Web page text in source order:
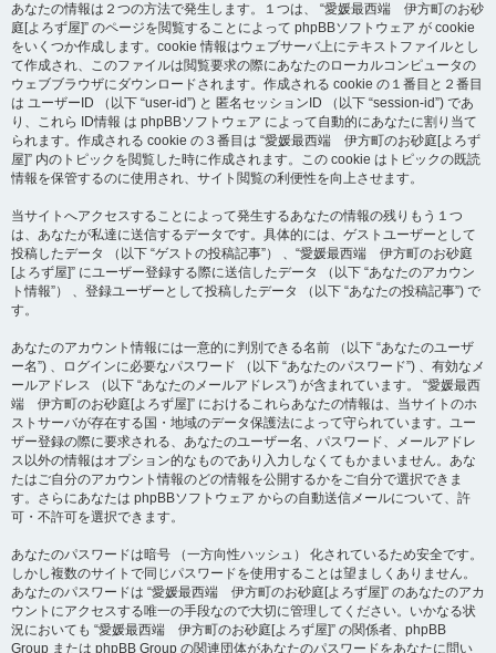
あなたの情報は２つの方法で発生します。１つは、 “愛媛最西端 伊方町のお砂
庭[よろず屋]” のページを閲覧することによって phpBBソフトウェア が cookie
をいくつか作成します。cookie 情報はウェブサーバ上にテキストファイルとし
て作成され、このファイルは閲覧要求の際にあなたのローカルコンピュータの
ウェブブラウザにダウンロードされます。作成される cookie の１番目と２番目
は ユーザーID （以下 “user-id”) と 匿名セッションID （以下 “session-id”) であ
り、これら ID情報 は phpBBソフトウェア によって自動的にあなたに割り当て
られます。作成される cookie の３番目は “愛媛最西端 伊方町のお砂庭[よろず
屋]” 内のトピックを閲覧した時に作成されます。この cookie はトピックの既読
情報を保管するのに使用され、サイト閲覧の利便性を向上させます。
当サイトへアクセスすることによって発生するあなたの情報の残りもう１つ
は、あなたが私達に送信するデータです。具体的には、ゲストユーザーとして
投稿したデータ （以下 “ゲストの投稿記事”） 、“愛媛最西端 伊方町のお砂庭
[よろず屋]” にユーザー登録する際に送信したデータ （以下 “あなたのアカウン
ト情報”） 、登録ユーザーとして投稿したデータ （以下 “あなたの投稿記事”) で
す。
あなたのアカウント情報には一意的に判別できる名前 （以下 “あなたのユーザ
ー名”) 、ログインに必要なパスワード （以下 “あなたのパスワード”) 、有効なメ
ールアドレス （以下 “あなたのメールアドレス”) が含まれています。 “愛媛最西
端 伊方町のお砂庭[よろず屋]” におけるこれらあなたの情報は、当サイトのホ
ストサーバが存在する国・地域のデータ保護法によって守られています。ユー
ザー登録の際に要求される、あなたのユーザー名、パスワード、メールアドレ
ス以外の情報はオプション的なものであり入力しなくてもかまいません。あな
たはご自分のアカウント情報のどの情報を公開するかをご自分で選択できま
す。さらにあなたは phpBBソフトウェア からの自動送信メールについて、許
可・不許可を選択できます。
あなたのパスワードは暗号 （一方向性ハッシュ） 化されているため安全です。
しかし複数のサイトで同じパスワードを使用することは望ましくありません。
あなたのパスワードは “愛媛最西端 伊方町のお砂庭[よろず屋]” のあなたのアカ
ウントにアクセスする唯一の手段なので大切に管理してください。いかなる状
況においても “愛媛最西端 伊方町のお砂庭[よろず屋]” の関係者、phpBB
Group または phpBB Group の関連団体があなたのパスワードをあなたに問い